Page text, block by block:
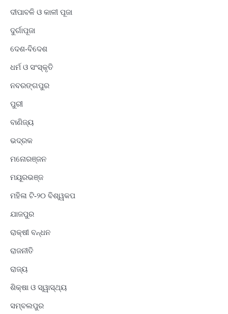
ଦୀପାବଳି ଓ କାଳୀ ପୂଜା
ଦୁର୍ଗାପୂଜା
ଦେଶ-ବିଦେଶ
ଧର୍ମ ଓ ସଂସ୍କୃତି
ନବରଙ୍ଗପୁର
ପୁରୀ
ବାଣିଜ୍ୟ
ଭଦ୍ରକ
ମନୋରଞ୍ଜନ
ମୟୂରଭଞ୍ଜ
ମହିଳା ଟି-୨୦ ବିଶ୍ୱକପ
ଯାଜପୁର
ରାକ୍ଷୀ ବନ୍ଧନ
ରାଜନୀତି
ରାଜ୍ୟ
ଶିକ୍ଷା ଓ ସ୍ୱାସ୍ଥ୍ୟ
ସମ୍ବଲପୁର